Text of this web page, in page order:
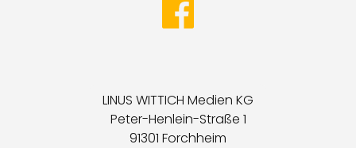
LINUS WITTICH Medien KG
Peter-Henlein-Straße 1
91301 Forchheim